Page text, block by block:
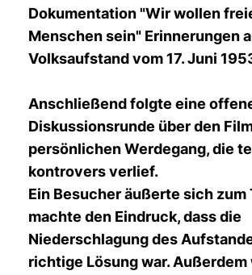
Dokumentation "Wir wollen
Menschen sein" Erinnerungen
Volksaufstand vom 17. Juni
Anschließend folgte eine
Diskussionsrunde über den
persönlichen Werdegang, die
kontrovers verlief.
Ein Besucher äußerte sich zum
machte den Eindruck, dass die
Niederschlagung des
richtige Lösung war. Außerdem